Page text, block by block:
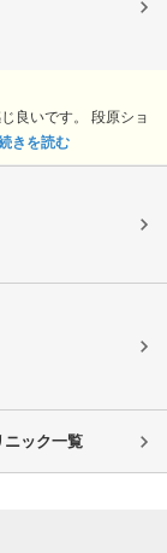
良いです。 段原ショ
きを読む
ニック一覧